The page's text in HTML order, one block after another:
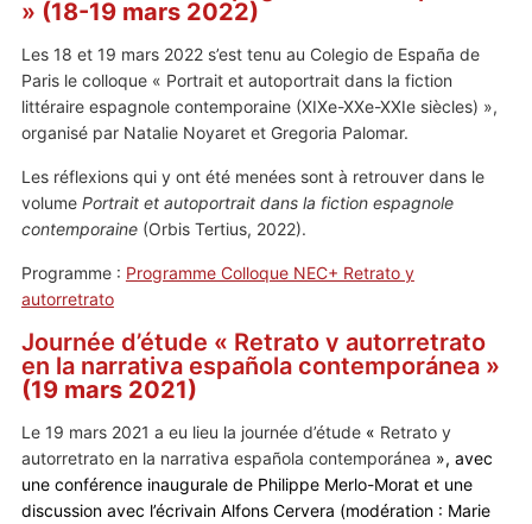
» (18-19 mars 2022)
Les 18 et 19 mars 2022 s’est tenu au Colegio de España de
Paris le colloque « Portrait et autoportrait dans la fiction
littéraire espagnole contemporaine (XIXe-XXe-XXIe siècles) »,
organisé par Natalie Noyaret et Gregoria Palomar.
Les réflexions qui y ont été menées sont à retrouver dans le
volume Portrait et autoportrait dans la fiction espagnole
contemporaine(Orbis Tertius, 2022).
Programme : Programme Colloque NEC+ Retrato y
autorretrato
Journée d’étude « Retrato y autorretrato
en la narrativa española contemporánea »
(19 mars 2021)
Le 19 mars 2021 a eu lieu la journée d’étude « Retrato y
autorretrato en la narrativa española contemporánea », avec
une conférence inaugurale de Philippe Merlo-Morat et une
discussion avec l’écrivain Alfons Cervera (modération : Marie